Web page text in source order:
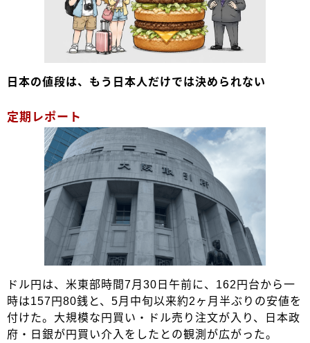
日本の値段は、もう日本人だけでは決められない
定期レポート
ドル円は、米東部時間7月30日午前に、162円台から一
時は157円80銭と、5月中旬以来約2ヶ月半ぶりの安値を
付けた。大規模な円買い・ドル売り注文が入り、日本政
府・日銀が円買い介入をしたとの観測が広がった。